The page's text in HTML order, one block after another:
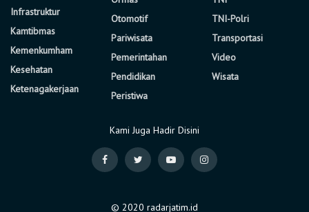
Infrastruktur
Kamtibmas
Kemenkumham
Kesehatan
Ketenagakerjaan
Otomotif
Pariwisata
Pemerintahan
Pendidikan
Peristiwa
TNI-Polri
Transportasi
Video
Wisata
Kami Juga Hadir Disini
© 2020 radarjatim.id